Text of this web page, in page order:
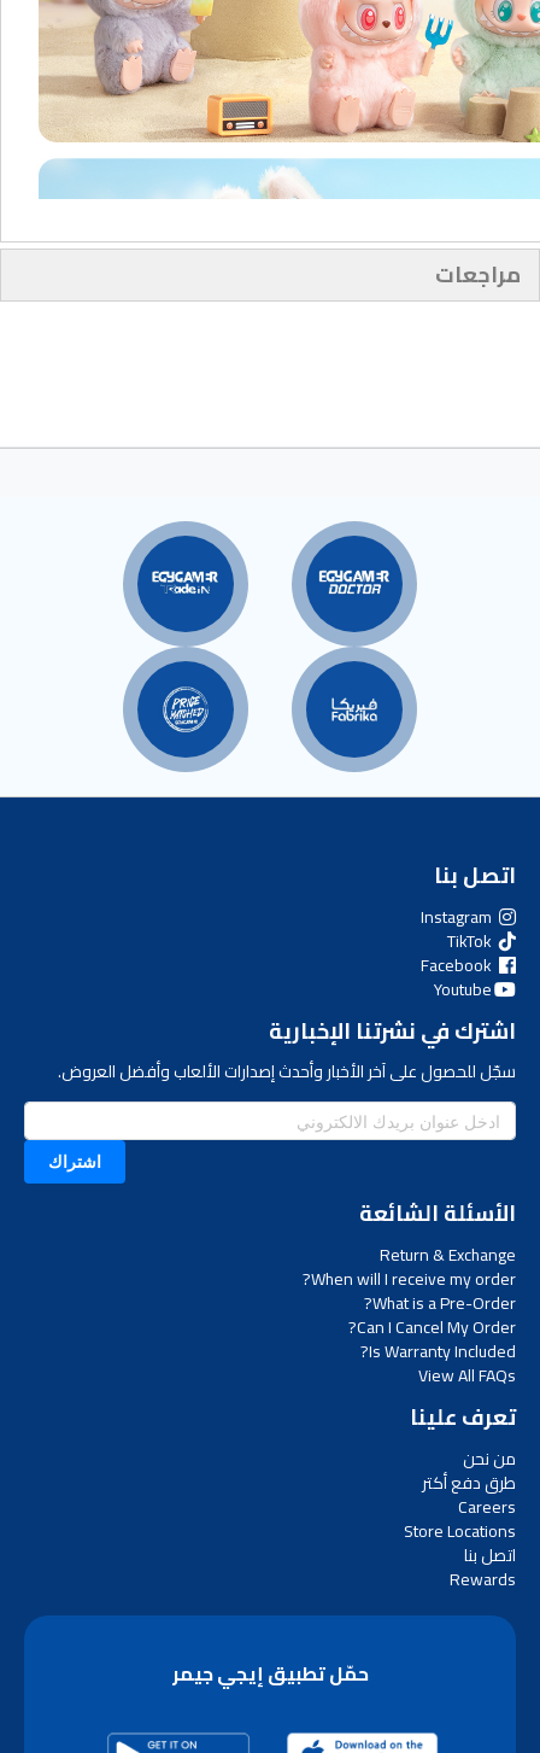
مراجعات
اتصل بنا
Instagram
TikTok
Facebook
Youtube
اشترك في نشرتنا الإخبارية
سجّل للحصول على آخر الأخبار وأحدث إصدارات الألعاب وأفضل العروض.
اشتراك
الأسئلة الشائعة
Return & Exchange
When will I receive my order?
What is a Pre-Order?
Can I Cancel My Order?
Is Warranty Included?
View All FAQs
تعرف علينا
من نحن
طرق دفع أكتر
Careers
Store Locations
اتصل بنا
Rewards
حمّل تطبيق إيجي جيمر